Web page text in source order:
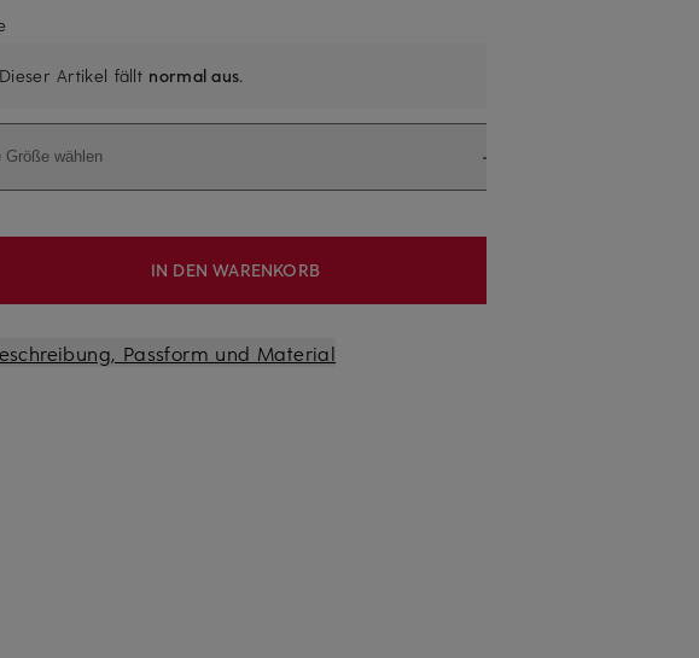
Dieser Artikel fällt normal aus.
Größe wählen
IN DEN WARENKORB
Passform und Material